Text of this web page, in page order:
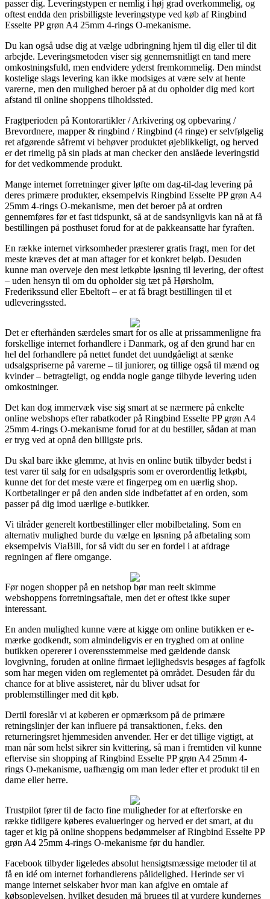
passer dig. Leveringstypen er nemlig i høj grad overkommelig, og
oftest endda den prisbilligste leveringstype ved køb af Ringbind
Esselte PP grøn A4 25mm 4-rings O-mekanisme.
Du kan også udse dig at vælge udbringning hjem til dig eller til dit
arbejde. Leveringsmetoden viser sig gennemsnitligt en tand mere
omkostningsfuld, men endvidere yderst fremkommelig. Den mindst
kostelige slags levering kan ikke modsiges at være selv at hente
varerne, men den mulighed beroer på at du opholder dig med kort
afstand til online shoppens tilholdssted.
Fragtperioden på Kontorartikler / Arkivering og opbevaring /
Brevordnere, mapper & ringbind / Ringbind (4 ringe) er selvfølgelig
ret afgørende såfremt vi behøver produktet øjeblikkeligt, og herved
er det rimelig på sin plads at man checker den anslåede leveringstid
for det vedkommende produkt.
Mange internet forretninger giver løfte om dag-til-dag levering på
deres primære produkter, eksempelvis Ringbind Esselte PP grøn A4
25mm 4-rings O-mekanisme, men det beroer på at ordren
gennemføres før et fast tidspunkt, så at de sandsynligvis kan nå at få
bestillingen på posthuset forud for at de pakkeansatte har fyraften.
En række internet virksomheder præsterer gratis fragt, men for det
meste kræves det at man aftager for et konkret beløb. Desuden
kunne man overveje den mest letkøbte løsning til levering, der oftest
– uden hensyn til om du opholder sig tæt på Hørsholm,
Frederikssund eller Ebeltoft – er at få bragt bestillingen til et
udleveringssted.
Det er efterhånden særdeles smart for os alle at prissammenligne fra
forskellige internet forhandlere i Danmark, og af den grund har en
hel del forhandlere på nettet fundet det uundgåeligt at sænke
udsalgspriserne på varerne – til juniorer, og tillige også til mænd og
kvinder – betragteligt, og endda nogle gange tilbyde levering uden
omkostninger.
Det kan dog immervæk vise sig smart at se nærmere på enkelte
online webshops efter rabatkoder på Ringbind Esselte PP grøn A4
25mm 4-rings O-mekanisme forud for at du bestiller, sådan at man
er tryg ved at opnå den billigste pris.
Du skal bare ikke glemme, at hvis en online butik tilbyder bedst i
test varer til salg for en udsalgspris som er overordentlig letkøbt,
kunne det for det meste være et fingerpeg om en uærlig shop.
Kortbetalinger er på den anden side indbefattet af en orden, som
passer på dig imod uærlige e-butikker.
Vi tilråder generelt kortbestillinger eller mobilbetaling. Som en
alternativ mulighed burde du vælge en løsning på afbetaling som
eksempelvis ViaBill, for så vidt du ser en fordel i at afdrage
regningen af flere omgange.
Før nogen shopper på en netshop bør man reelt skimme
webshoppens forretningsaftale, men det er oftest ikke super
interessant.
En anden mulighed kunne være at kigge om online butikken er e-
mærke godkendt, som almindeligvis er en tryghed om at online
butikken opererer i overensstemmelse med gældende dansk
lovgivning, foruden at online firmaet lejlighedsvis besøges af fagfolk
som har megen viden om reglementet på området. Desuden får du
chance for at blive assisteret, når du bliver udsat for
problemstillinger med dit køb.
Dertil foreslår vi at køberen er opmærksom på de primære
retningslinjer der kan influere på transaktionen, f.eks. den
returneringsret hjemmesiden anvender. Her er det tillige vigtigt, at
man når som helst sikrer sin kvittering, så man i fremtiden vil kunne
eftervise sin shopping af Ringbind Esselte PP grøn A4 25mm 4-
rings O-mekanisme, uafhængig om man leder efter et produkt til en
dame eller herre.
Trustpilot fører til de facto fine muligheder for at efterforske en
række tidligere køberes evalueringer og herved er det smart, at du
tager et kig på online shoppens bedømmelser af Ringbind Esselte PP
grøn A4 25mm 4-rings O-mekanisme før du handler.
Facebook tilbyder ligeledes absolut hensigtsmæssige metoder til at
få en idé om internet forhandlerens pålidelighed. Herinde ser vi
mange internet selskaber hvor man kan afgive en omtale af
købsoplevelsen, hvilket desuden må bruges til at vurdere kundernes